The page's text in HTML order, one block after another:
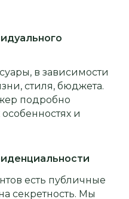
в зависимости
стиля, бюджета.
подробно
и
есть публичные
секретность. Мы